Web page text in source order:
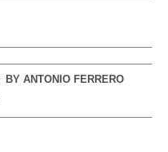
BY ANTONIO FERRERO